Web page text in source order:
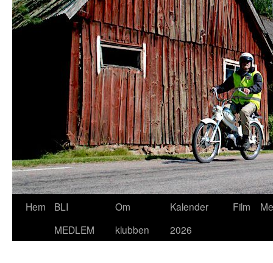
Hoppa
Hem
BLI
MEDLEM
Om
klubben
Kalender
2026
Film